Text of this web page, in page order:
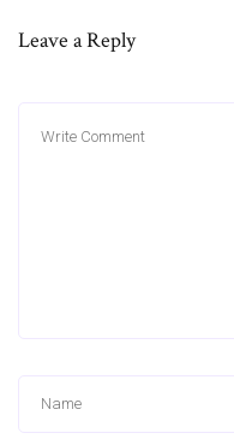
Leave a Reply